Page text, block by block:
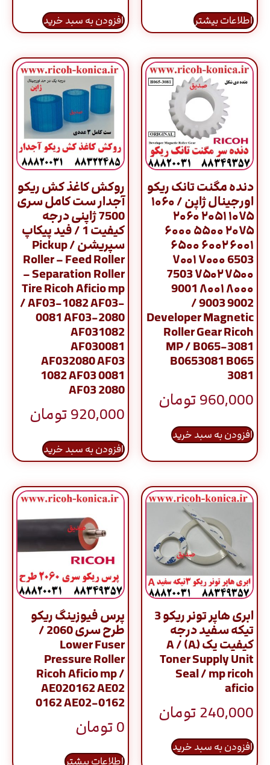
اطلاعات بیشتر افزودن به سبد خرید
دنده مگنت تانک ریکو
اورجینال ژاپن / ۱۰۶۰
۱۰۷۵ ۲۰۵۱ ۲۰۶۰
۲۰۷۵ ۵۵۰۰ ۶۰۰۰
۶۰۰۱ ۶۰۰۲ ۶۵۰۰
6503 ۷۰۰۰ ۷۰۰۱
۷۵۰۰ ۷۵۰۲ 7503
۸۰۰۰ ۸۰۰۱ 9001
9002 9003 /
Developer Magnetic
Roller Gear Ricoh
MP / B065-3081
B0653081 B065
3081
960,000تومان
افزودن به سبد خرید
روکش کاغذ کش ریکو
آجدار ست کامل سری
7500 ژاپنی درجه
کیفیت 1 / فید پیکاپ
سپریشن / Pickup
Roller – Feed Roller
– Separation Roller
Tire Ricoh Aficio mp
/ AF03-1082 AF03-
0081 AF03-2080
AF031082
AF030081
AF032080 AF03
1082 AF03 0081
AF03 2080
920,000تومان
افزودن به سبد خرید
ابری هاپر تونر ریکو 3
تیکه سفید درجه
کیفیت یک (َA) A /
Toner Supply Unit
Seal / mp ricoh
aficio
240,000تومان
افزودن به سبد خرید
پرس فیوزینگ ریکو
طرح سری 2060 /
Lower Fuser
Pressure Roller
Ricoh Aficio mp /
AE020162 AE02
0162 AE02-0162
0تومان
اطلاعات بیشتر